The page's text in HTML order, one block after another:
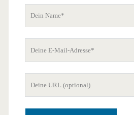
Adresse